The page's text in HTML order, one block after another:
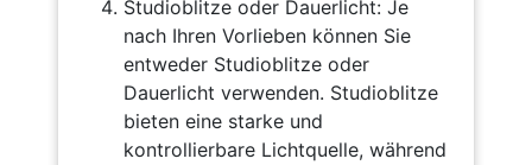
Studioblitze oder Dauerlicht: Je
nach Ihren Vorlieben können Sie
entweder Studioblitze oder
Dauerlicht verwenden. Studioblitze
bieten eine starke und
kontrollierbare Lichtquelle, während